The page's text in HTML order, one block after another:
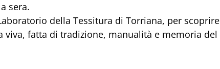
sera.
della Tessitura di Torriana, per scoprire
viva, fatta di tradizione, manualità e memoria del